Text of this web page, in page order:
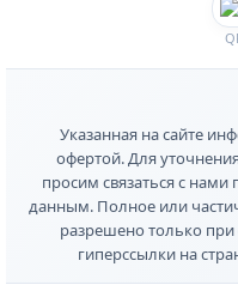
Указанная на сайте
офертой. Для
просим связаться с
данным. Полное или
разрешено только
гиперссылки на